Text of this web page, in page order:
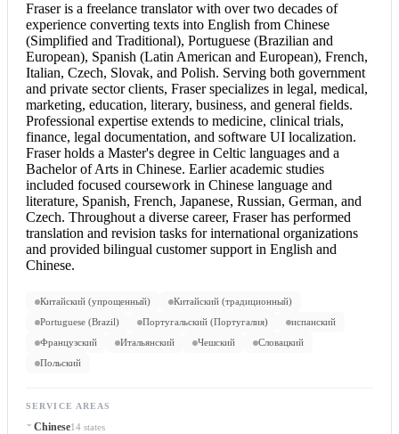
Fraser is a freelance translator with over two decades of
experience converting texts into English from Chinese
(Simplified and Traditional), Portuguese (Brazilian and
European), Spanish (Latin American and European), French,
Italian, Czech, Slovak, and Polish. Serving both government
and private sector clients, Fraser specializes in legal, medical,
marketing, education, literary, business, and general fields.
Professional expertise extends to medicine, clinical trials,
finance, legal documentation, and software UI localization.
Fraser holds a Master's degree in Celtic languages and a
Bachelor of Arts in Chinese. Earlier academic studies
included focused coursework in Chinese language and
literature, Spanish, French, Japanese, Russian, German, and
Czech. Throughout a diverse career, Fraser has performed
translation and revision tasks for international organizations
and provided bilingual customer support in English and
Chinese.
Китайский (упрощенный)
Китайский (традиционный)
Portuguese (Brazil)
Португальский (Португалия)
испанский
Французский
Итальянский Чешский
Словацкий
Польский
SERVICE AREAS
Chinese14 states